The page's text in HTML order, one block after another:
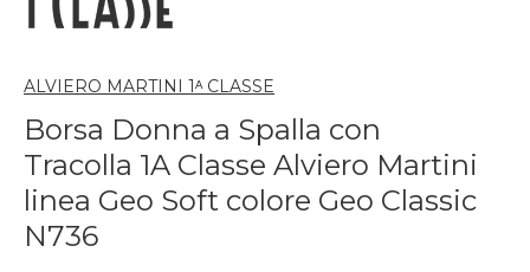
ALVIERO MARTINI 1ᴬ CLASSE
Borsa Donna a Spalla con
Tracolla 1A Classe Alviero Martini
linea Geo Soft colore Geo Classic
N736